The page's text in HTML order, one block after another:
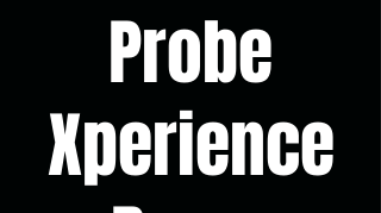
Probe
Xperience